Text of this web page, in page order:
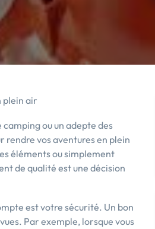
plein air
camping ou un adepte des
rendre vos aventures en plein
éléments ou simplement
de qualité est une décision
est votre sécurité. Un bon
Par exemple, lorsque vous